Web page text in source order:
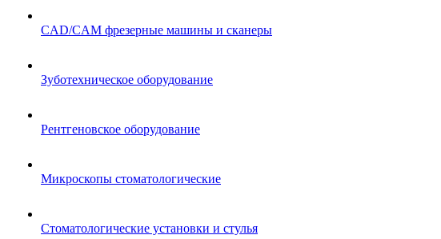
CAD/CAM фрезерные машины и сканеры
Зуботехническое оборудование
Рентгеновское оборудование
Микроскопы стоматологические
Стоматологические установки и стулья